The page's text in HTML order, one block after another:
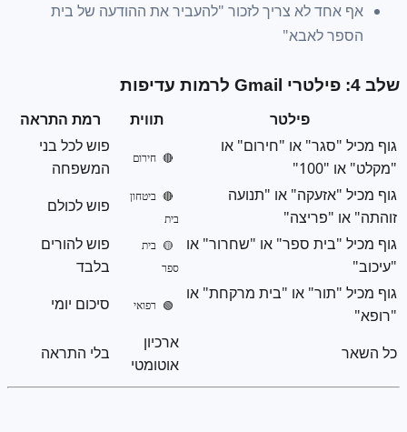
אף אחד לא צריך לזכור "להעביר את ההודעה של בית
הספר לאבא"
שלב 4: פילטרי Gmail לרמות עדיפות
פילטר תווית
רמת התראה
גוף מכיל "סגר" או "חירום" או
"מקלט" או "100"
🔴 חירום
פוש לכל בני
המשפחה
גוף מכיל "אזעקה" או "תנועה
זוהתה" או "פריצה"
🔴 ביטחון
בית
פוש לכולם
גוף מכיל "בית ספר" או "שחרור" או
"עיכוב"
🟡 בית
ספר
פוש להורים
בלבד
גוף מכיל "תור" או "בית מרקחת" או
"רופא"
🟢 רפואי סיכום יומי
כל השאר
ארכיון
אוטומטי
בלי התראה